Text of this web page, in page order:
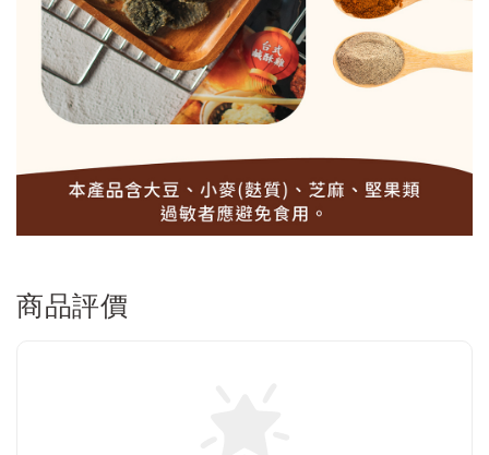
商品評價